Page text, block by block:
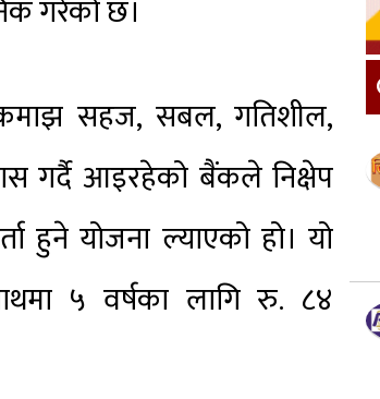
गरेको छ।
सहज, सबल, गतिशील,
गर्दै आइरहेको बैंकले निक्षेप
हुने योजना ल्याएको हो। यो
५ वर्षका लागि रु. ८४